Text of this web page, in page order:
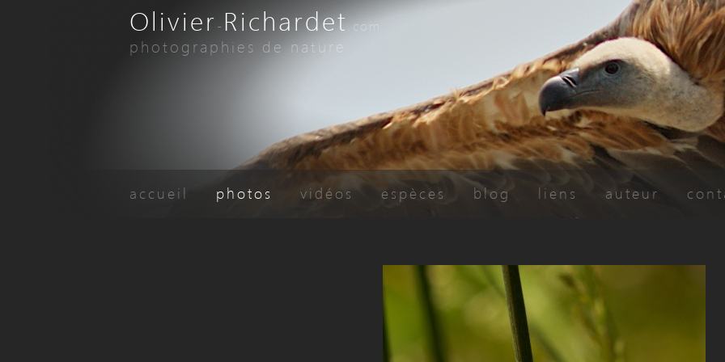
Olivier-Richardet .com
photographies de nature
accueil photos vidéos espèces blog liens auteur